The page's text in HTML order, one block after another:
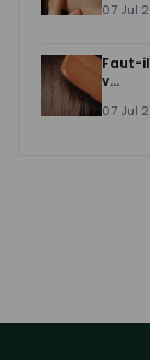
07 Jul
Faut-il
v...
07 Jul